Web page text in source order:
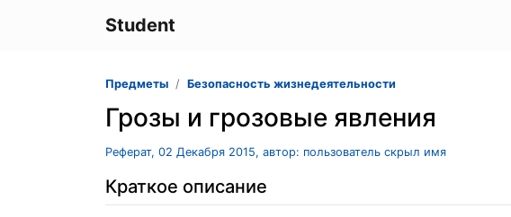
Student
Предметы Безопасность жизнедеятельности
Грозы и грозовые явления
Реферат, 02 Декабря 2015, автор: пользователь скрыл имя
Краткое описание